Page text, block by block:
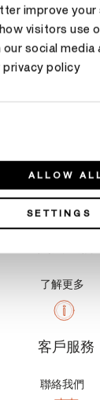
improve your
visitors use
social media
privacy policy
ALLOW
SETTINGS
了解更多
客戶服務
聯絡我們